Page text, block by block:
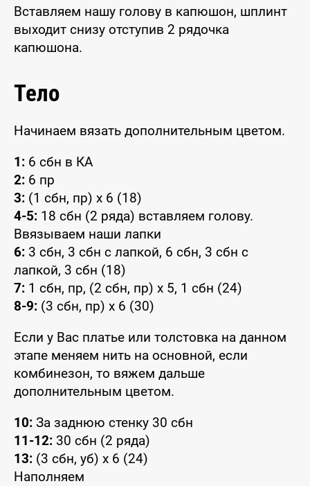
Вставляем нашу голову в капюшон, шплинт
выходит снизу отступив 2 рядочка
капюшона.
Тело
Начинаем вязать дополнительным цветом.
1: 6 сбн в КА
2: 6 пр
3: (1 сбн, пр) x 6 (18)
4-5: 18 сбн (2 ряда) вставляем голову.
Ввязываем наши лапки
6: 3 сбн, 3 сбн с лапкой, 6 сбн, 3 сбн с
лапкой, 3 сбн (18)
7: 1 сбн, пр, (2 сбн, пр) x 5, 1 сбн (24)
8-9: (3 сбн, пр) x 6 (30)
Если у Вас платье или толстовка на данном
этапе меняем нить на основной, если
комбинезон, то вяжем дальше
дополнительным цветом.
10: За заднюю стенку 30 сбн
11-12: 30 сбн (2 ряда)
13: (3 сбн, уб) x 6 (24)
Наполняем